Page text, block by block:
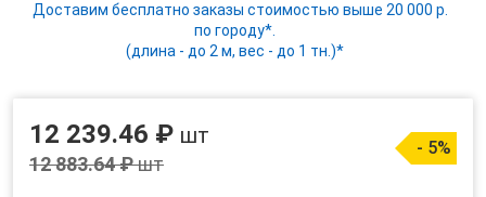
Доставим бесплатно заказы стоимостью выше 20 000 р.
по городу*.
(длина - до 2 м, вес - до 1 тн.)*
12 239.46 ₽ шт
12 883.64 ₽шт
- 5%